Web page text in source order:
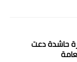
حاشدة دعت